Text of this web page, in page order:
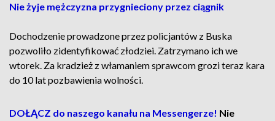
Nie żyje mężczyzna przygnieciony przez ciągnik
Dochodzenie prowadzone przez policjantów z Buska
pozwoliło zidentyfikować złodziei. Zatrzymano ich we
wtorek. Za kradzież z włamaniem sprawcom grozi teraz kara
do 10 lat pozbawienia wolności.
DOŁĄCZ do naszego kanału na Messengerze! Nie